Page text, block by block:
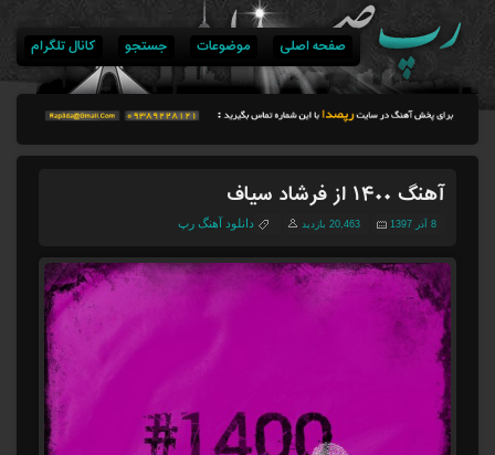
صفحه اصلی موضوعات جستجو کانال تلگرام
آهنگ ۱۴۰۰ از فرشاد سیاف
8 آذر 1397 20,463 بازدید دانلود آهنگ رپ